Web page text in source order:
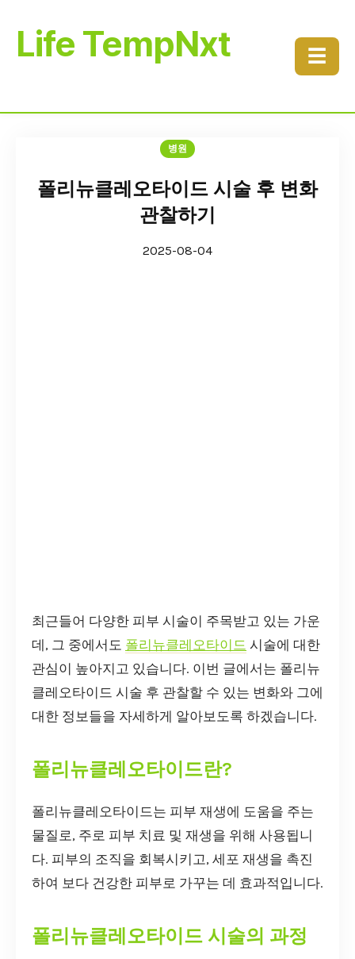
Life TempNxt ☰
병원
폴리뉴클레오타이드 시술 후 변화
관찰하기
2025-08-04
최근들어 다양한 피부 시술이 주목받고 있는 가운
데, 그 중에서도 폴리뉴클레오타이드 시술에 대한
관심이 높아지고 있습니다. 이번 글에서는 폴리뉴
클레오타이드 시술 후 관찰할 수 있는 변화와 그에
대한 정보들을 자세하게 알아보도록 하겠습니다.
폴리뉴클레오타이드란?
폴리뉴클레오타이드는 피부 재생에 도움을 주는
물질로, 주로 피부 치료 및 재생을 위해 사용됩니
다. 피부의 조직을 회복시키고, 세포 재생을 촉진
하여 보다 건강한 피부로 가꾸는 데 효과적입니다.
폴리뉴클레오타이드 시술의 과정